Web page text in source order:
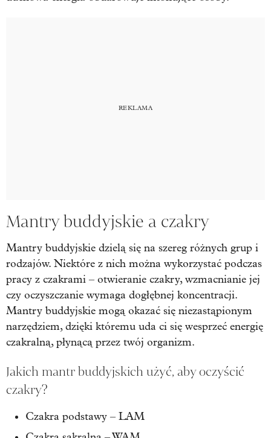
Mantry buddyjskie a czakry
Mantry buddyjskie dzielą się na szereg różnych grup i
rodzajów. Niektóre z nich można wykorzystać podczas
pracy z czakrami – otwieranie czakry, wzmacnianie jej
czy oczyszczanie wymaga dogłębnej koncentracji.
Mantry buddyjskie mogą okazać się niezastąpionym
narzędziem, dzięki któremu uda ci się wesprzeć energię
czakralną, płynącą przez twój organizm.
Jakich mantr buddyjskich użyć, aby oczyścić
czakry?
Czakra podstawy – LAM